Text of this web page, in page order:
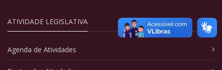
ATIVIDADE LEGISLATIVA
Agenda de Atividades